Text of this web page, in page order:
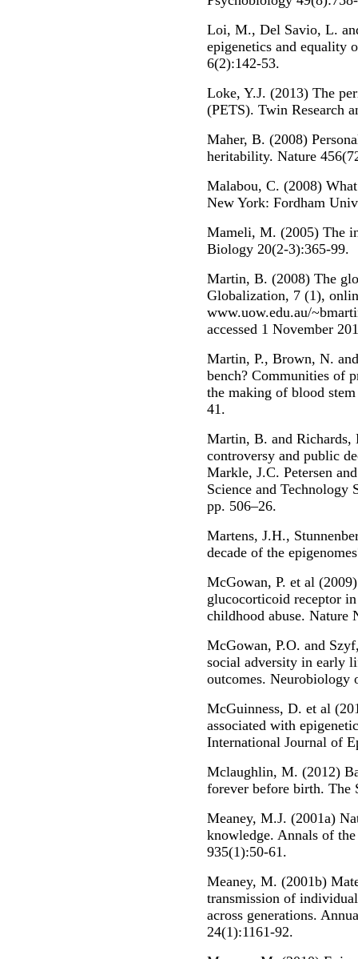
Loi, M., Del Savio, L.
epigenetics and equality
6(2):142-53.
Loke, Y.J. (2013) The
(PETS). Twin Research
Maher, B. (2008)
heritability. Nature
Malabou, C. (2008)
New York: Fordham
Mameli, M. (2005) The
Biology 20(2-3):365-99.
Martin, B. (2008) The
Globalization, 7 (1),
www.uow.edu.au/
accessed 1 November
Martin, P., Brown, N.
bench? Communities of
the making of blood
41.
Martin, B. and Richards,
controversy and public
Markle, J.C. Petersen
Science and Technology
pp. 506–26.
Martens, J.H.,
decade of the
McGowan, P. et al
glucocorticoid receptor
childhood abuse. Nature
McGowan, P.O. and
social adversity in early
outcomes. Neurobiology
McGuinness, D. et al
associated with
International Journal of
Mclaughlin, M. (2012)
forever before birth. The
Meaney, M.J. (2001a)
knowledge. Annals of
935(1):50-61.
Meaney, M. (2001b)
transmission of
across generations.
24(1):1161-92.